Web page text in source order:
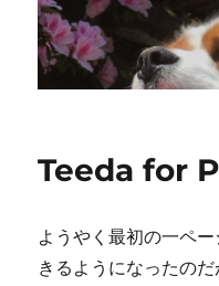
Teeda for
ようやく最初の一ペ
きるようになったの